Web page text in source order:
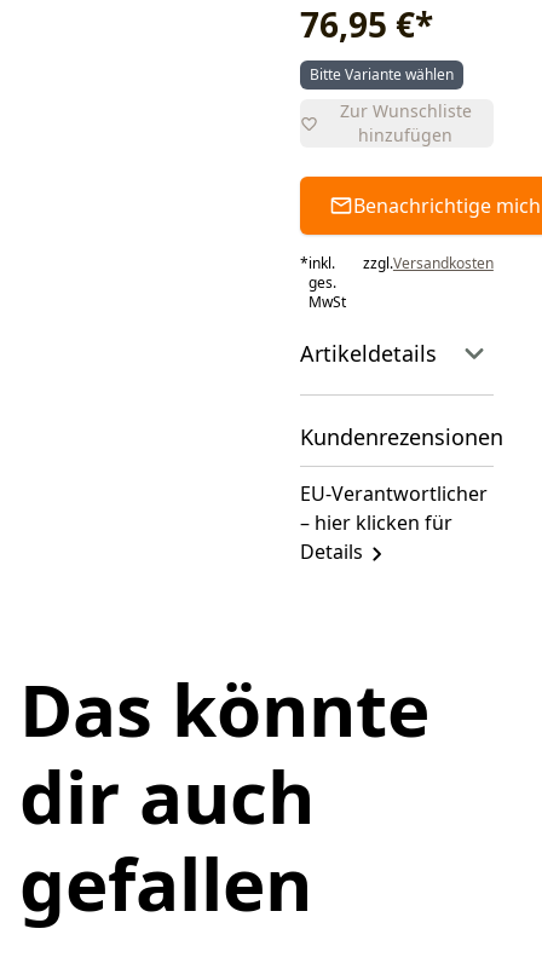
76,95 €*
Bitte Variante wählen
Zur Wunschliste
hinzufügen
Benachrichtige mich
*inkl.
ges.
MwSt
zzgl.Versandkosten
Artikeldetails
Kundenrezensionen
EU-Verantwortlicher
– hier klicken für
Details
Das könnte
dir auch
gefallen